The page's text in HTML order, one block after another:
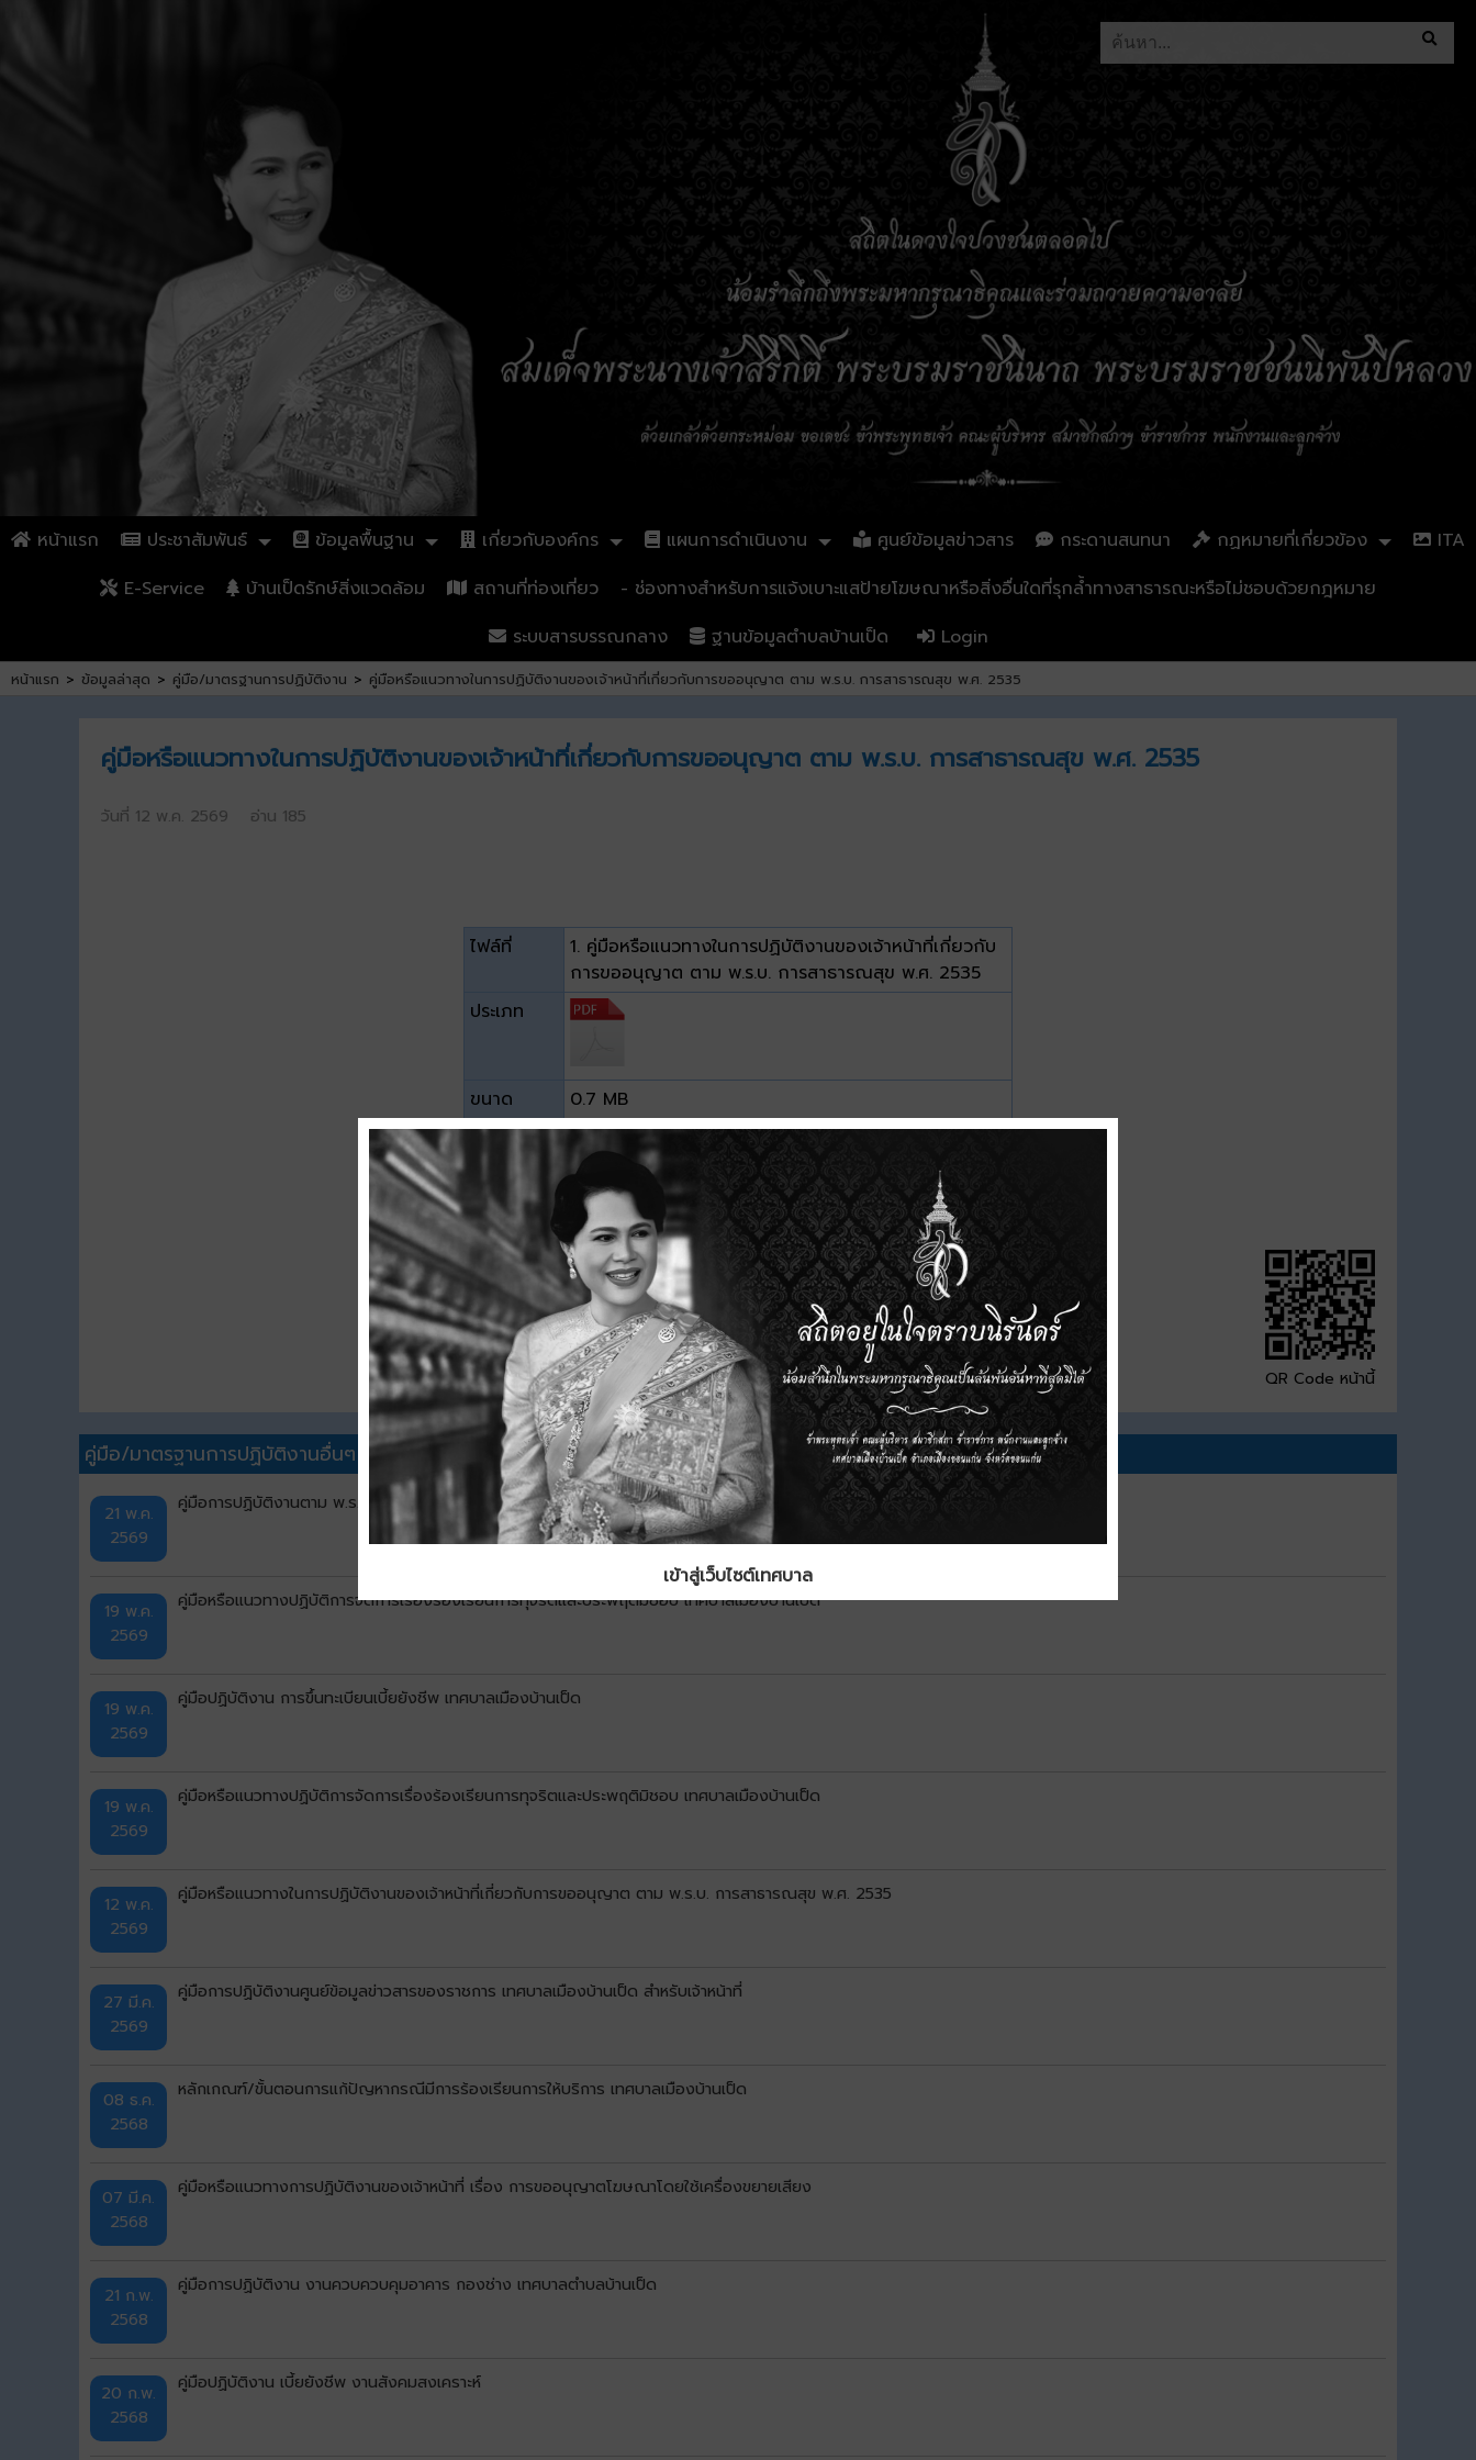
หน้าแรก ประชาสัมพันธ์ ข้อมูลพื้นฐาน เกี่ยวกับองค์กร แผนการดำเนินงาน ศูนย์ข้อมูลข่าวสาร กระดานสนทนา กฏหมายที่เกี่ยวข้อง
ITA
E-Service
บ้านเป็ดรักษ์สิ่งแวดล้อม สถานที่ท่องเที่ยว
- ช่องทางสำหรับการแจ้งเบาะแสป้ายโฆษณาหรือสิ่งอื่นใดที่รุกล้ำทางสาธารณะหรือไม่ชอบด้วยกฎหมาย
ระบบสารบรรณกลาง
ฐานข้อมูลตำบลบ้านเป็ด Login
หน้าแรก > ข้อมูลล่าสุด > คู่มือ/มาตรฐานการปฏิบัติงาน > คู่มือหรือแนวทางในการปฏิบัติงานของเจ้าหน้าที่เกี่ยวกับการขออนุญาต ตาม พ.ร.บ. การสาธารณสุข พ.ศ. 2535
คู่มือหรือแนวทางในการปฏิบัติงานของเจ้าหน้าที่เกี่ยวกับการขออนุญาต ตาม พ.ร.บ. การสาธารณสุข พ.ศ. 2535
วันที่ 12 พ.ค. 2569 อ่าน 185
ไฟล์ที่
1. คู่มือหรือแนวทางในการปฏิบัติงานของเจ้าหน้าที่เกี่ยวกับ
การขออนุญาต ตาม พ.ร.บ. การสาธารณสุข พ.ศ. 2535
ประเภท
ขนาด
0.7 MB
ดาวน์โหลด
QR Code หน้านี้
คู่มือ/มาตรฐานการปฏิบัติงานอื่นๆ
21 พ.ค.
2569
คู่มือการปฏิบัติงานตาม พ.ร.บ.ภาษีที่ดินและสิ่งปลูกสร้าง พ.ศ.2562
19 พ.ค.
2569
คู่มือหรือแนวทางปฏิบัติการจัดการเรื่องร้องเรียนการทุจริตและประพฤติมิชอบ เทศบาลเมืองบ้านเป็ด
19 พ.ค.
2569
คู่มือปฏิบัติงาน การขึ้นทะเบียนเบี้ยยังชีพ เทศบาลเมืองบ้านเป็ด
19 พ.ค.
2569
คู่มือหรือแนวทางปฏิบัติการจัดการเรื่องร้องเรียนการทุจริตและประพฤติมิชอบ เทศบาลเมืองบ้านเป็ด
12 พ.ค.
2569
คู่มือหรือแนวทางในการปฏิบัติงานของเจ้าหน้าที่เกี่ยวกับการขออนุญาต ตาม พ.ร.บ. การสาธารณสุข พ.ศ. 2535
27 มี.ค.
2569
คู่มือการปฏิบัติงานศูนย์ข้อมูลข่าวสารของราชการ เทศบาลเมืองบ้านเป็ด สำหรับเจ้าหน้าที่
08 ธ.ค.
2568
หลักเกณฑ์/ขั้นตอนการแก้ปัญหากรณีมีการร้องเรียนการให้บริการ เทศบาลเมืองบ้านเป็ด
07 มี.ค.
2568
คู่มือหรือแนวทางการปฏิบัติงานของเจ้าหน้าที่ เรื่อง การขออนุญาตโฆษณาโดยใช้เครื่องขยายเสียง
21 ก.พ.
2568
คู่มือการปฏิบัติงาน งานควบควบคุมอาคาร กองช่าง เทศบาลตำบลบ้านเป็ด
20 ก.พ.
2568
คู่มือปฏิบัติงาน เบี้ยยังชีพ งานสังคมสงเคราะห์
เข้าสู่เว็บไซต์เทศบาล